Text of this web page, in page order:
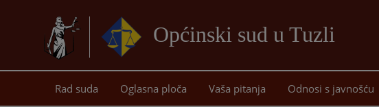
Općinski sud u Tuzli
sadržaj
Rad suda Oglasna ploča Vaša pitanja Odnosi s javnošću